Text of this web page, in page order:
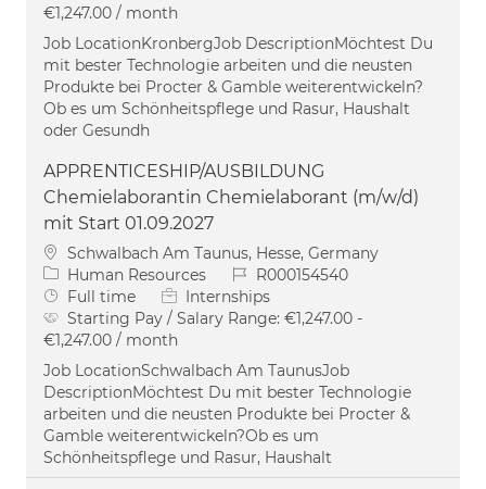
€1,247.00 / month
Job LocationKronbergJob DescriptionMöchtest Du
mit bester Technologie arbeiten und die neusten
Produkte bei Procter & Gamble weiterentwickeln?
Ob es um Schönheitspflege und Rasur, Haushalt
oder Gesundh
APPRENTICESHIP/AUSBILDUNG
Chemielaborantin Chemielaborant (m/w/d)
mit Start 01.09.2027
Location
Schwalbach Am Taunus, Hesse, Germany
Category
Human Resources Job IdR000154540
Job Type
Full time
Internships
Starting Pay / Salary Range: €1,247.00 -
€1,247.00 / month
Job LocationSchwalbach Am TaunusJob
DescriptionMöchtest Du mit bester Technologie
arbeiten und die neusten Produkte bei Procter &
Gamble weiterentwickeln?Ob es um
Schönheitspflege und Rasur, Haushalt